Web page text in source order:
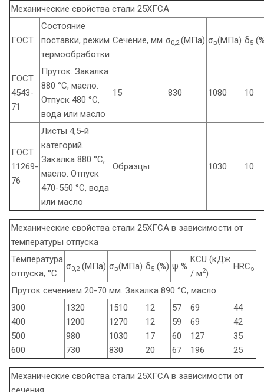
Механические свойства стали 25ХГСА
ГОСТ
Состояние
поставки, режим
термообработки
Сечение, мм σ0,2(МПа) σв(МПа) δ5
ГОСТ
4543-
71
Пруток. Закалка
880 °С, масло.
Отпуск 480 °С,
вода или масло
15 830 1080 10
ГОСТ
11269-
76
Листы 4,5-й
категорий.
Закалка 880 °С,
масло. Отпуск
470-550 °С, вода
или масло
Образцы 1030 10
Механические свойства стали 25ХГСА в зависимости от
температуры отпуска
Температура
отпуска, °С
σ0,2 (МПа) σв(МПа) δ5 (%) ψ %
KCU (кДж
/ м2)
HRCэ
Пруток сечением 20-70 мм. Закалка 890 °С, масло
300
400
500
600
1320
1200
980
730
1510
1270
1030
830
12
12
17
20
57
59
60
67
69
69
127
196
44
42
35
25
Механические свойства стали 25ХГСА в зависимости от